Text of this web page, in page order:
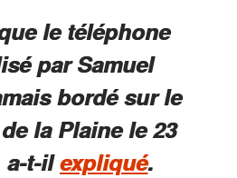
le téléphone
par Samuel
bordé sur le
la Plaine le 23
a-t-ilexpliqué.